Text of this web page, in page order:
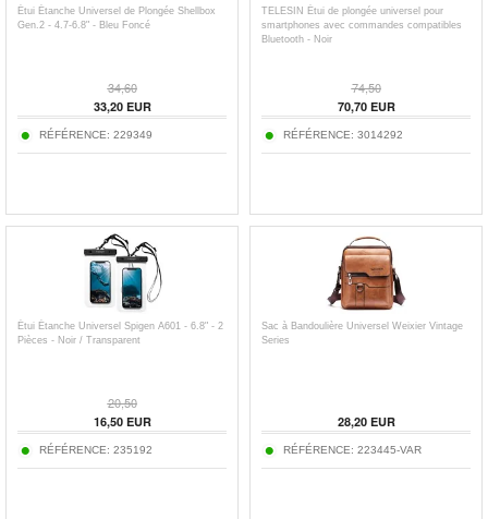
Étui Étanche Universel de Plongée Shellbox
Gen.2 - 4.7-6.8" - Bleu Foncé
34,60
33,20EUR
RÉFÉRENCE: 229349
TELESIN Étui de plongée universel pour
smartphones avec commandes compatibles
Bluetooth - Noir
74,50
70,70EUR
RÉFÉRENCE: 3014292
Étui Étanche Universel Spigen A601 - 6.8" - 2
Pièces - Noir / Transparent
20,50
16,50EUR
RÉFÉRENCE: 235192
Sac à Bandoulière Universel Weixier Vintage
Series
28,20EUR
RÉFÉRENCE: 223445-VAR